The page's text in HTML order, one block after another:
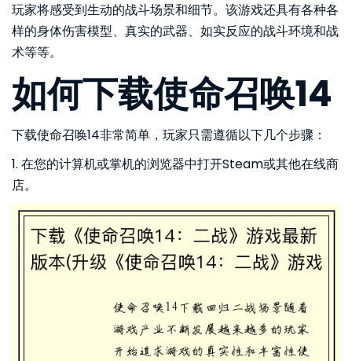
玩家将感受到生动的战斗场景和细节。该游戏还具有各种各
样的身体伤害模型、真实的武器、如实反应的战斗环境和战
术等等。
如何下载使命召唤14
下载使命召唤14非常简单，玩家只需遵循以下几个步骤：
1. 在您的计算机或掌机的浏览器中打开Steam或其他在线商
店。